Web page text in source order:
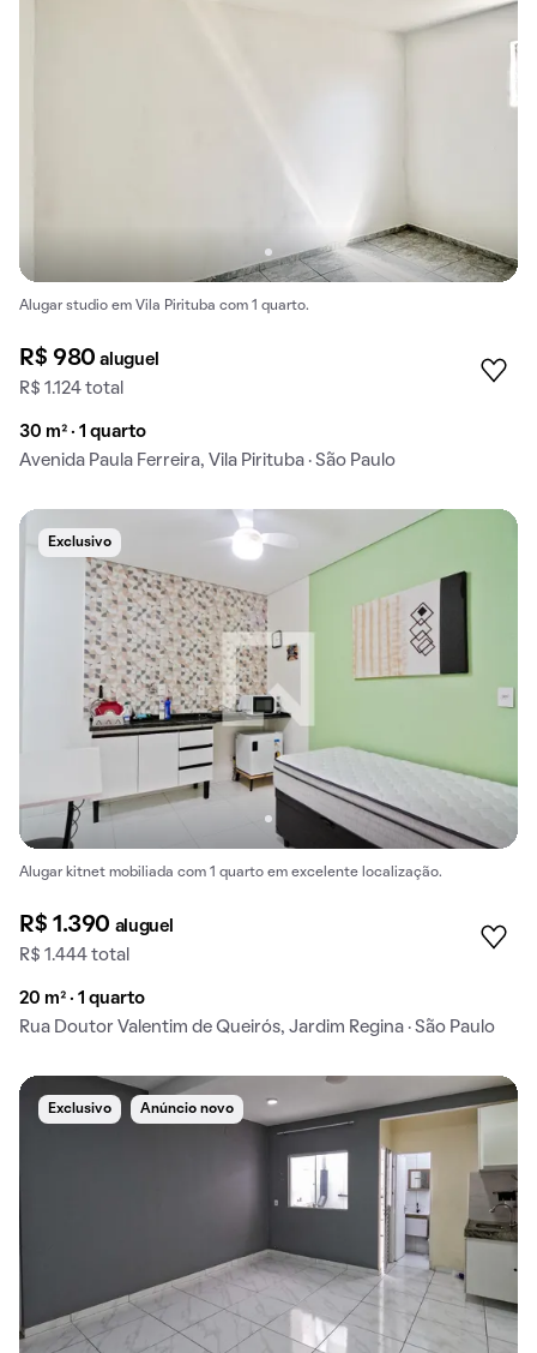
Alugar studio em Vila Pirituba com 1 quarto.
R$ 980aluguel
R$ 1.124 total
30 m² · 1 quarto
Avenida Paula Ferreira, Vila Pirituba · São Paulo
Exclusivo
Alugar kitnet mobiliada com 1 quarto em excelente localização.
R$ 1.390 aluguel
R$ 1.444 total
20 m² · 1 quarto
Rua Doutor Valentim de Queirós, Jardim Regina · São Paulo
Exclusivo Anúncio novo